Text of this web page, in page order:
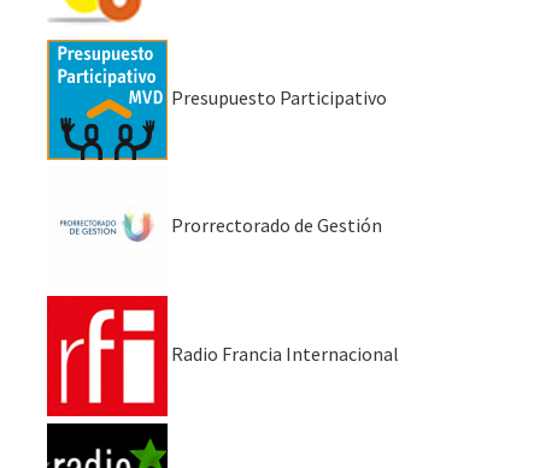
Presupuesto Participativo
Prorrectorado de Gestión
Radio Francia Internacional